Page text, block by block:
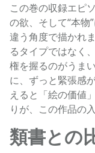
この巻の収録エピ
の欲、そして“本物
違う角度で描かれ
るタイプではなく
権を握るのがうま
に、ずっと緊張感
えると「絵の価値
りが、この作品の
類書との